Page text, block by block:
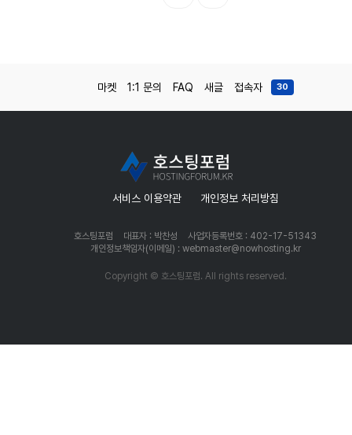
마켓 1:1 문의 FAQ 새글 접속자 30
서비스 이용약관 개인정보 처리방침
호스팅포럼 대표자 : 박찬성
사업자등록번호 : 402-17-51343
개인정보책임자(이메일) : webmaster@nowhosting.kr
Copyright © 호스팅포럼. All rights reserved.